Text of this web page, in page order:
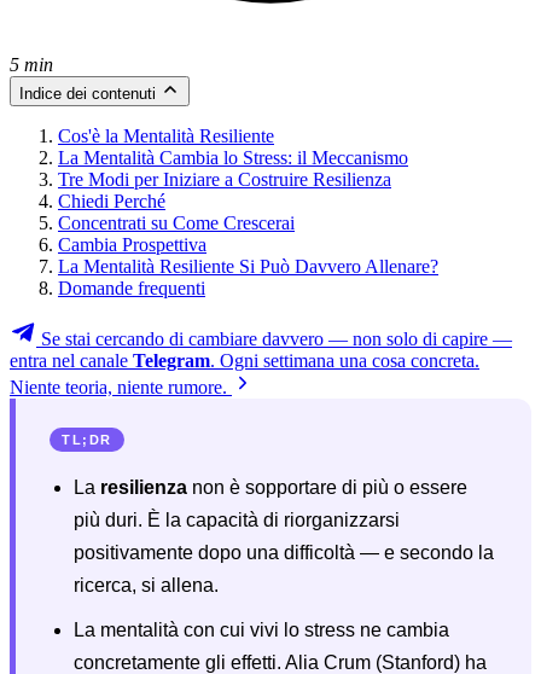
5 min
Indice dei contenuti
Cos'è la Mentalità Resiliente
La Mentalità Cambia lo Stress: il Meccanismo
Tre Modi per Iniziare a Costruire Resilienza
Chiedi Perché
Concentrati su Come Crescerai
Cambia Prospettiva
La Mentalità Resiliente Si Può Davvero Allenare?
Domande frequenti
Se stai cercando di cambiare davvero — non solo di capire —
entra nel canale Telegram. Ogni settimana una cosa concreta.
Niente teoria, niente rumore.
TL;DR
La resilienza non è sopportare di più o essere
più duri. È la capacità di riorganizzarsi
positivamente dopo una difficoltà — e secondo la
ricerca, si allena.
La mentalità con cui vivi lo stress ne cambia
concretamente gli effetti. Alia Crum (Stanford) ha